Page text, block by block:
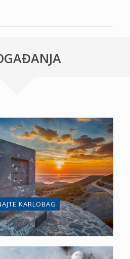
KARLOBAG